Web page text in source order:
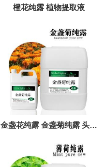
橙花纯露 植物提取液
金盏花纯露 金盏菊纯露 头道
饱和纯露金盏菊提取液